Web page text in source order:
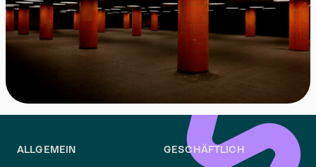
ALLGEMEIN GESCHÄFTLICH